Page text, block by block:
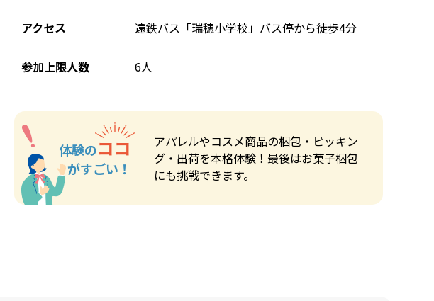
アクセス 遠鉄バス「瑞穂小学校」バス停から徒歩4分
参加上限人数 6人
体験のココ
がすごい！
アパレルやコスメ商品の梱包・ピッキン
グ・出荷を本格体験！最後はお菓子梱包
にも挑戦できます。